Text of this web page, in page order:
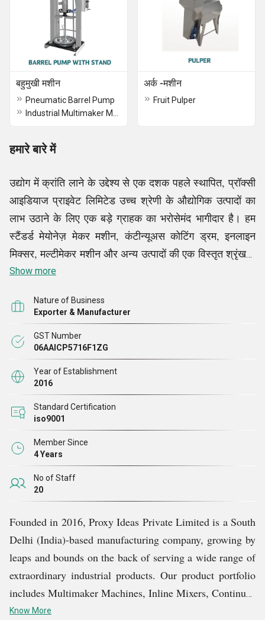
बहुमुखी मशीन
Pneumatic Barrel Pump
अर्क -मशीन
Fruit Pulper
हमारे बारे में
उद्योग में क्रांति लाने के उद्देश्य से एक दशक पहले स्थापित, प्रॉक्सी
आइडियाज प्राइवेट लिमिटेड उच्च श्रेणी के औद्योगिक उत्पादों का
लाभ उठाने के लिए एक बड़े ग्राहक का भरोसेमंद भागीदार है। हम
स्टैंडर्ड मेयोनेज़ मेकर मशीन, कंटीन्यूअस कोटिंग ड्रम, इनलाइन
मिक्सर, मल्टीमेकर मशीन और अन्य उत्पादों की एक विस्तृत श्रृंखला
के विशेषज्ञ हैं। गुणवत्ता में बेहतरीन के रूप में परिभाषित, हमारे सभी
व्यापक दृष्टिकोण हमें अपने ग्राहकों को प्रभावित करने और उनके
साथ दीर्घकालिक संबंध बनाने में मदद करता है।
आज, हमारे परिवार में 1,000 से अधिक ग्राहक हैं जो देश के विभिन्न
क्षेत्रों में रहते हैं। हर गुजरते साल के साथ, संख्या बढ़ रही है, और
हम विश्वसनीय और उल्लेखनीय निर्माताओं और आपूर्तिकर्ताओं के रूप
में देशव्यापी ख्याति प्राप्त कर रहे हैं। भविष्य में, हम अपनी सभी
सेवाओं और उत्पादों में विश्वसनीयता और गुणवत्ता के इष्टतम मानकों
को बनाए रखने के लिए प्रतिबद्ध हैं, जो हमारे ग्राहकों को उनके
निवेश के लिए सर्वोत्तम मूल्य प्रदान करते हैं।
Show more
Nature of Business
Exporter & Manufacturer
GST Number
06AAICP5716F1ZG
Year of Establishment
2016
Standard Certification
iso9001
Member Since
4 Years
No of Staff
20
Founded in 2016, Proxy Ideas Private Limited is a South
Delhi (India)-based manufacturing company, growing by
leaps and bounds on the back of serving a wide range of
extraordinary industrial products. Our product portfolio
includes Multimaker Machines, Inline Mixers, Continuos
Coating Drums, Standard Mayonnaise Maker Machines,
Know More